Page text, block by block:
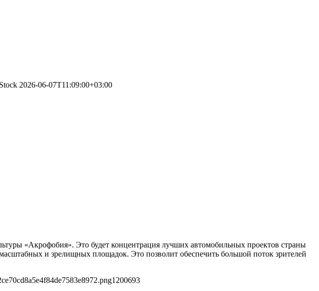
2026-06-07T11:09:00+03:00
«Акрофобия». Это будет концентрация лучших автомобильных проектов страны
и зрелищных площадок. Это позволит обеспечить большой поток зрителей
1200693